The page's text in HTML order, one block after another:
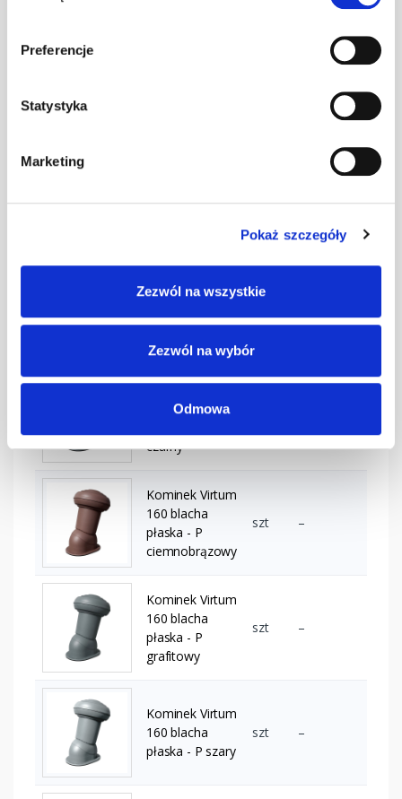
Preferencje
Statystyka
Marketing
Pokaż szczegóły
Zezwól na wszystkie
Zezwól na wybór
Odmowa
szt –
Kominek Virtum
płaska - P
brązowy
Kominek Virtum
160 blacha
czarny
Kominek Virtum
160 blacha
płaska - P
ciemnobrązowy
szt –
Kominek Virtum
160 blacha
płaska - P
grafitowy
szt –
Kominek Virtum
160 blacha
płaska - P szary
szt –